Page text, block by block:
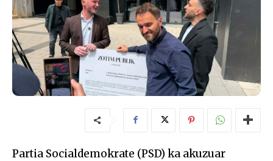
Partia Socialdemokrate (PSD) ka akuzuar